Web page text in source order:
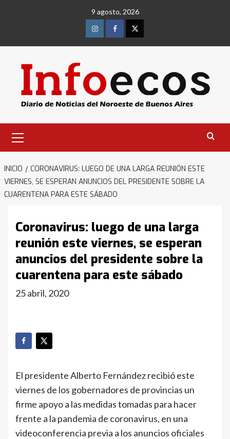
9 agosto, 2026
InstagramFacebookTwitter
primario
INICIO
CORONAVIRUS: LUEGO DE UNA LARGA REUNIÓN ESTE
VIERNES, SE ESPERAN ANUNCIOS DEL PRESIDENTE SOBRE LA
CUARENTENA PARA ESTE SÁBADO
Coronavirus: luego de una larga
reunión este viernes, se esperan
anuncios del presidente sobre la
cuarentena para este sábado
25 abril, 2020
El presidente Alberto Fernández recibió este
viernes de los gobernadores de provincias un
firme apoyo a las medidas tomadas para hacer
frente a la pandemia de coronavirus, en una
videoconferencia previa a los anuncios oficiales